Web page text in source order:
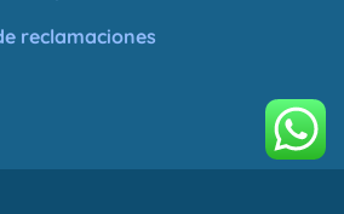
reclamaciones